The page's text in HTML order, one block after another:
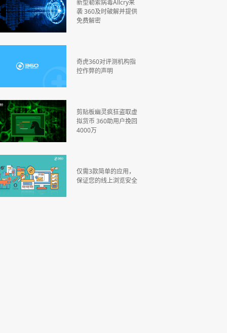
新型勒索病毒Allcry来
袭 360及时破解并提供
免费解密
奇虎360对评测机构指
控作弊的声明
剪贴板幽灵疯狂盗取虚
拟货币 360助用户挽回
4000万
仅需3款简单的应用，
保证您的线上浏览安全